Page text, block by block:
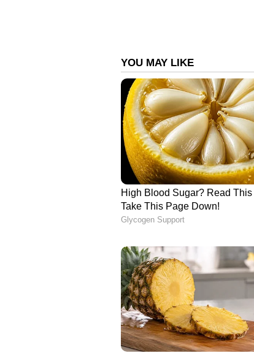
പ്രതിക്കൂട്ടിൽ
നിന്നും ആരോപണങ്ങളിൽ
അടവാണ് ഇത് എന്ന് നേതൃത്വം
അനുവദിക്കുന്ന പൊതുസമ്മതം
സിപിഎം പി വി യുടെ
സൗകര്യപൂർവ്വം സർക്കാരും
ചൂണ്ടിക്കാട്ടുന്നു.